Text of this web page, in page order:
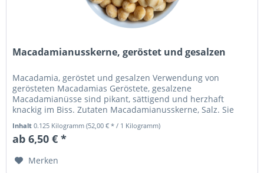
Macadamianusskerne, geröstet und gesalzen
Macadamia, geröstet und gesalzen Verwendung von
gerösteten Macadamias Geröstete, gesalzene
Macadamianüsse sind pikant, sättigend und herzhaft
knackig im Biss. Zutaten Macadamianusskerne, Salz. Sie
Inhalt0.125 Kilogramm(52,00 € * / 1 Kilogramm)
ab 6,50 € *
Merken